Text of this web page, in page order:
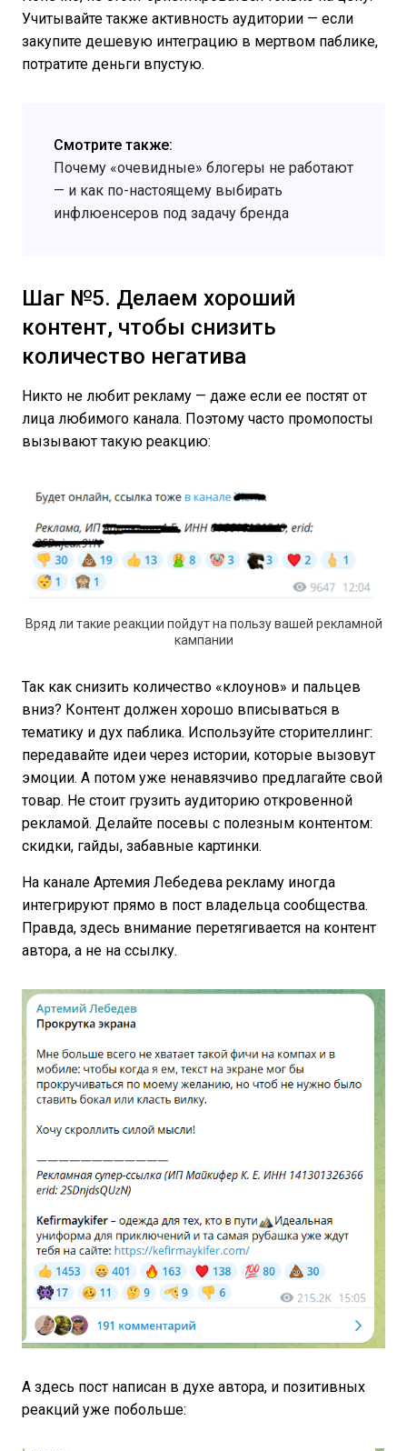
Учитывайте также активность аудитории — если
закупите дешевую интеграцию в мертвом паблике,
потратите деньги впустую.
Смотрите также:
Почему «очевидные» блогеры не работают
— и как по-настоящему выбирать
инфлюенсеров под задачу бренда
Шаг №5. Делаем хороший
контент, чтобы снизить
количество негатива
Никто не любит рекламу — даже если ее постят от
лица любимого канала. Поэтому часто промопосты
вызывают такую реакцию:
Вряд ли такие реакции пойдут на пользу вашей рекламной
кампании
Так как снизить количество «клоунов» и пальцев
вниз? Контент должен хорошо вписываться в
тематику и дух паблика. Используйте сторителлинг:
передавайте идеи через истории, которые вызовут
эмоции. А потом уже ненавязчиво предлагайте свой
товар. Не стоит грузить аудиторию откровенной
рекламой. Делайте посевы с полезным контентом:
скидки, гайды, забавные картинки.
На канале Артемия Лебедева рекламу иногда
интегрируют прямо в пост владельца сообщества.
Правда, здесь внимание перетягивается на контент
автора, а не на ссылку.
А здесь пост написан в духе автора, и позитивных
реакций уже побольше: